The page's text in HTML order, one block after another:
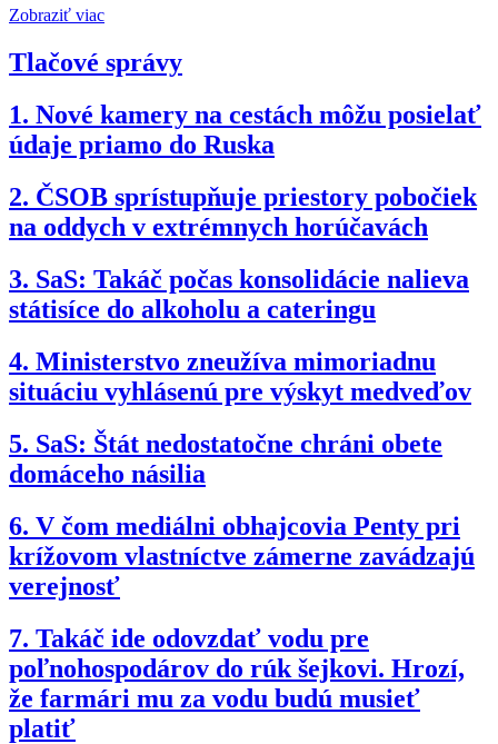
Zobraziť viac
Tlačové správy
1. Nové kamery na cestách môžu posielať
údaje priamo do Ruska
2. ČSOB sprístupňuje priestory pobočiek
na oddych v extrémnych horúčavách
3. SaS: Takáč počas konsolidácie nalieva
státisíce do alkoholu a cateringu
4. Ministerstvo zneužíva mimoriadnu
situáciu vyhlásenú pre výskyt medveďov
5. SaS: Štát nedostatočne chráni obete
domáceho násilia
6. V čom mediálni obhajcovia Penty pri
krížovom vlastníctve zámerne zavádzajú
verejnosť
7. Takáč ide odovzdať vodu pre
poľnohospodárov do rúk šejkovi. Hrozí,
že farmári mu za vodu budú musieť
platiť